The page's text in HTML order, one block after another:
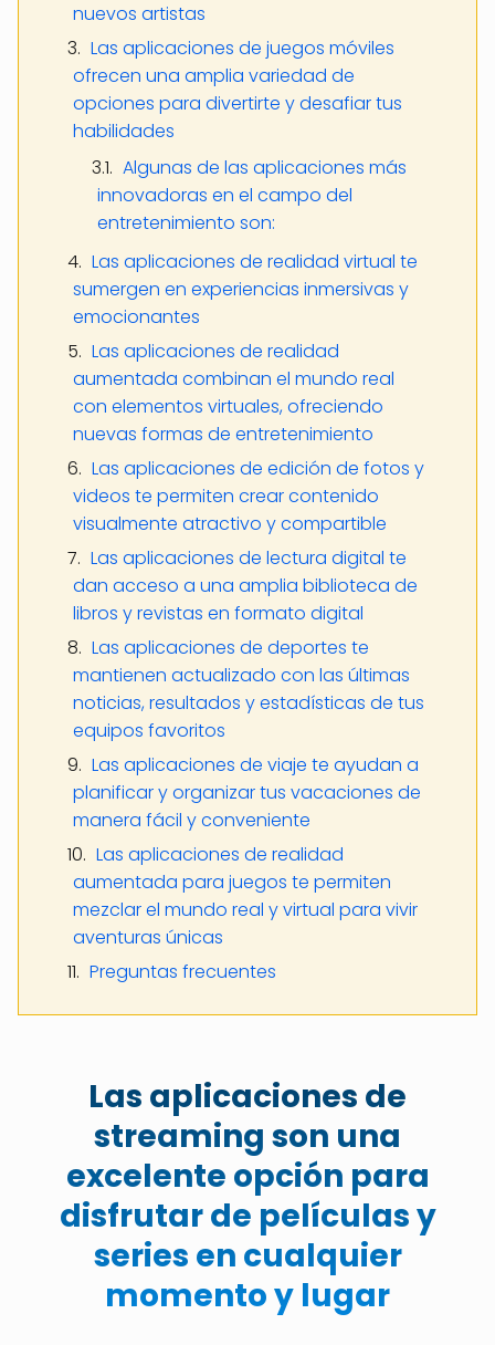
nuevos artistas
Las aplicaciones de juegos móviles
ofrecen una amplia variedad de
opciones para divertirte y desafiar tus
habilidades
Algunas de las aplicaciones más
innovadoras en el campo del
entretenimiento son:
Las aplicaciones de realidad virtual te
sumergen en experiencias inmersivas y
emocionantes
Las aplicaciones de realidad
aumentada combinan el mundo real
con elementos virtuales, ofreciendo
nuevas formas de entretenimiento
Las aplicaciones de edición de fotos y
videos te permiten crear contenido
visualmente atractivo y compartible
Las aplicaciones de lectura digital te
dan acceso a una amplia biblioteca de
libros y revistas en formato digital
Las aplicaciones de deportes te
mantienen actualizado con las últimas
noticias, resultados y estadísticas de tus
equipos favoritos
Las aplicaciones de viaje te ayudan a
planificar y organizar tus vacaciones de
manera fácil y conveniente
Las aplicaciones de realidad
aumentada para juegos te permiten
mezclar el mundo real y virtual para vivir
aventuras únicas
Preguntas frecuentes
Las aplicaciones de
streaming son una
excelente opción para
disfrutar de películas y
series en cualquier
momento y lugar